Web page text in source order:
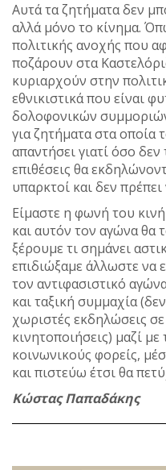
Αυτά τα ζητήματα δεν
αλλά μόνο το κίνημα.
πολιτικής ανοχής που
ποζάρουν στα
κυριαρχούν στην
εθνικιστικά που είναι
δολοφονικών
για ζητήματα στα οποία
απαντήσει γιατί όσο δεν
επιθέσεις θα
υπαρκτοί και δεν
Είμαστε η φωνή του
και αυτόν τον αγώνα θα
ξέρουμε τι σημάνει
επιδιώξαμε άλλωστε να
τον αντιφασιστικό
και ταξική συμμαχία
χωριστές εκδηλώσεις
κινητοποιήσεις) μαζί
κοινωνικούς φορείς,
και πιστεύω έτσι θα
Κώστας Παπαδάκης